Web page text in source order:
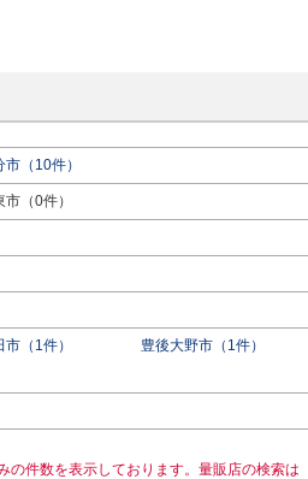
市（10件）
市（0件）
市（1件）
豊後大野市（1件）
の件数を表示しております。量販店の検索は